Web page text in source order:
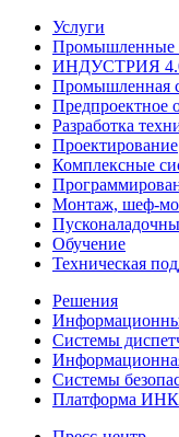
Услуги
Промышленные
ИНДУСТРИЯ 4.0.
Промышленная
Предпроектное
Разработка
Проектирование
Комплексные
Монтаж, шеф-
Обучение
Техническая
Решения
Системы
Системы
Платформа